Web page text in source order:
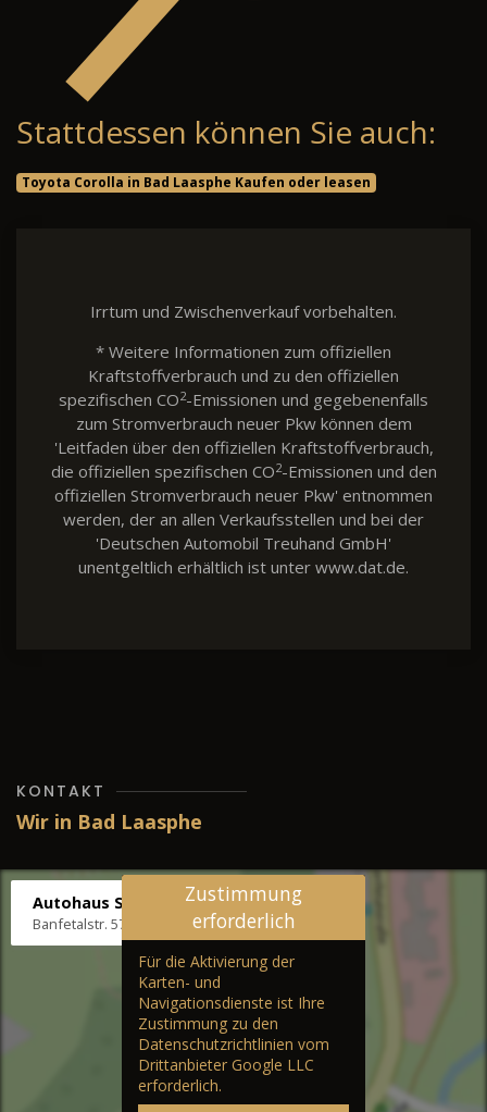
Stattdessen können Sie auch:
Toyota Corolla in Bad Laasphe Kaufen oder leasen
Irrtum und Zwischenverkauf vorbehalten.
* Weitere Informationen zum offiziellen
Kraftstoffverbrauch und zu den offiziellen
spezifischen CO2-Emissionen und gegebenenfalls
zum Stromverbrauch neuer Pkw können dem
'Leitfaden über den offiziellen Kraftstoffverbrauch,
die offiziellen spezifischen CO2-Emissionen und den
offiziellen Stromverbrauch neuer Pkw' entnommen
werden, der an allen Verkaufsstellen und bei der
'Deutschen Automobil Treuhand GmbH'
unentgeltlich erhältlich ist unter www.dat.de.
KONTAKT
Wir in Bad Laasphe
Autohaus Stenger
Banfetalstr. 57, 57334 Bad Laasphe
Zustimmung
erforderlich
Für die Aktivierung der
Karten- und
Navigationsdienste ist Ihre
Zustimmung zu den
Datenschutzrichtlinien vom
Drittanbieter Google LLC
erforderlich.